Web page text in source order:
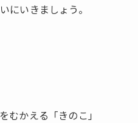
にいきましょう。
むかえる「きのこ」